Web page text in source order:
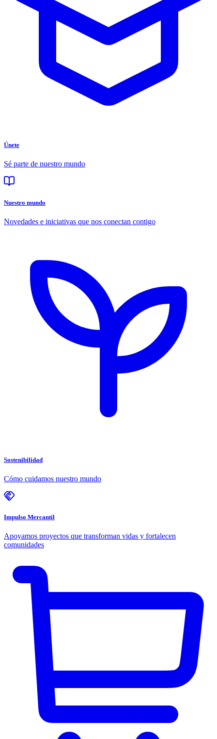
Únete
Sé parte de nuestro mundo
Nuestro mundo
Novedades e iniciativas que nos conectan contigo
Sostenibilidad
Cómo cuidamos nuestro mundo
Impulso Mercantil
Apoyamos proyectos que transforman vidas y fortalecen
comunidades